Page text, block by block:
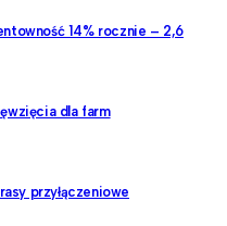
14% rocznie – 2,6
dla farm
przyłączeniowe